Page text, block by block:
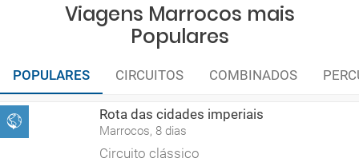
Viagens Marrocos mais
Populares
POPULARES CIRCUITOS COMBINADOS
Rota das cidades imperiais
Marrocos, 8 dias
Circuito clássico